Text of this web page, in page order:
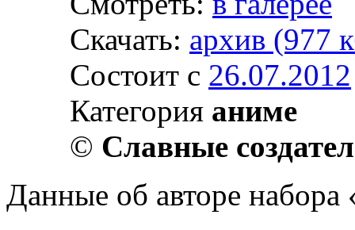
Скачать: архив (977
Состоит с 26.07.2012
Категория аниме
© Славные
Данные об авторе набора